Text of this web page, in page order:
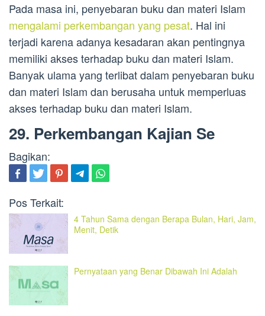
Pada masa ini, penyebaran buku dan materi Islam
mengalami perkembangan yang pesat. Hal ini
terjadi karena adanya kesadaran akan pentingnya
memiliki akses terhadap buku dan materi Islam.
Banyak ulama yang terlibat dalam penyebaran buku
dan materi Islam dan berusaha untuk memperluas
akses terhadap buku dan materi Islam.
29. Perkembangan Kajian Se
Bagikan:
Pos Terkait:
4 Tahun Sama dengan Berapa Bulan, Hari, Jam,
Menit, Detik
Pernyataan yang Benar Dibawah Ini Adalah